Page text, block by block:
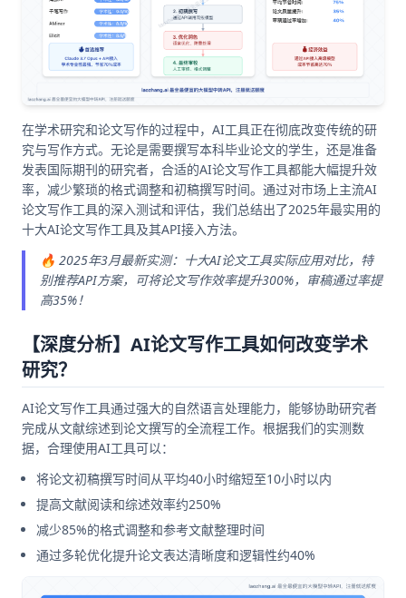
在学术研究和论文写作的过程中，AI工具正在彻底改变传统的研
究与写作方式。无论是需要撰写本科毕业论文的学生，还是准备
发表国际期刊的研究者，合适的AI论文写作工具都能大幅提升效
率，减少繁琐的格式调整和初稿撰写时间。通过对市场上主流AI
论文写作工具的深入测试和评估，我们总结出了2025年最实用的
十大AI论文写作工具及其API接入方法。
🔥 2025年3月最新实测：十大AI论文工具实际应用对比，特
别推荐API方案，可将论文写作效率提升300%，审稿通过率提
高35%！
【深度分析】AI论文写作工具如何改变学术
研究？
AI论文写作工具通过强大的自然语言处理能力，能够协助研究者
完成从文献综述到论文撰写的全流程工作。根据我们的实测数
据，合理使用AI工具可以：
将论文初稿撰写时间从平均40小时缩短至10小时以内
提高文献阅读和综述效率约250%
减少85%的格式调整和参考文献整理时间
通过多轮优化提升论文表达清晰度和逻辑性约40%